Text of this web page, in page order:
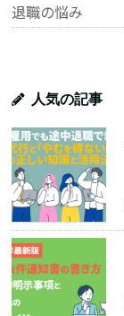
退職の悩み
人気の記事